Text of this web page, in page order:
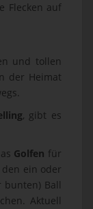
Flecken auf
und tollen
der Heimat
, gibt es
Golfen für
ein oder
bunten) Ball
Aktuell